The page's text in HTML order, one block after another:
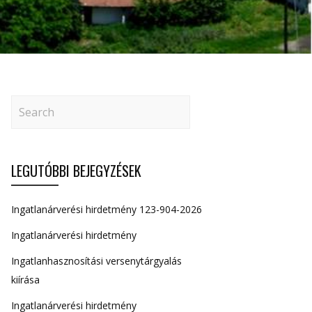
LEGUTÓBBI BEJEGYZÉSEK
Ingatlanárverési hirdetmény 123-904-2026
Ingatlanárverési hirdetmény
Ingatlanhasznosítási versenytárgyalás
kiírása
Ingatlanárverési hirdetmény